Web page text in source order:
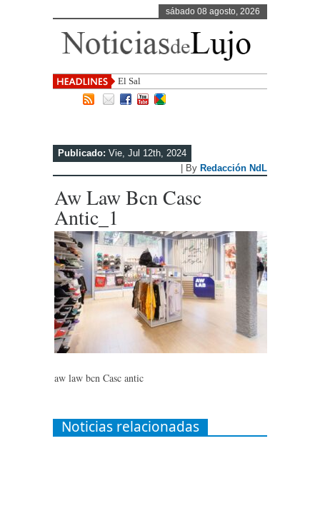
sábado 08 agosto, 2026
El Salvador, uno de los desti
Publicado: Vie, Jul 12th, 2024
| By Redacción NdL
Aw Law Bcn Casc
Antic_1
aw law bcn Casc antic
Noticias relacionadas